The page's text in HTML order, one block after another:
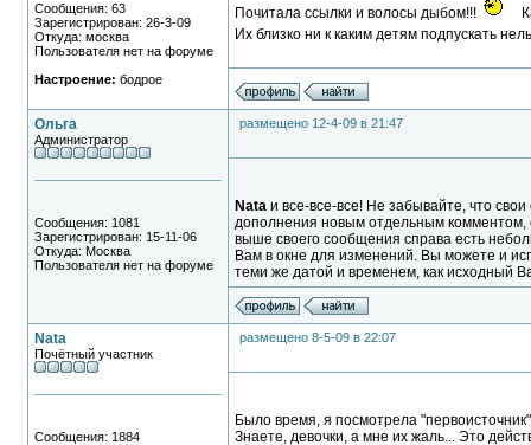
Сообщения: 63
Зарегистрирован: 26-3-09
Откуда: москва
Пользователя нет на форуме
Настроение: бодрое
Почитала ссылки и волосы дыбом!!!
Их близко ни к каким детям подпускать
Ольга
Администратор
Сообщения: 1081
Зарегистрирован: 15-11-06
Откуда: Москва
Пользователя нет на форуме
размещено 12-4-09 в 21:47
Nataи все-все-все! Не забывайте, что
дополнения новым отдельным комментом,
выше своего сообщения справа есть
Вам в окне для изменений. Вы можете и
теми же датой и временем, как исходный
Nata
Почётный участник
Сообщения: 1884
размещено 8-5-09 в 22:07
Было время, я посмотрела
Знаете, девочки, а мне их жаль... Это